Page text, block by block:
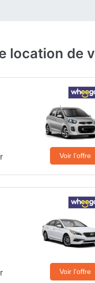
location de
Voir l’offre
Voir l’offre